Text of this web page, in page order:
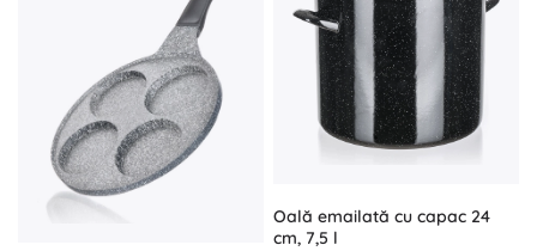
Oală emailată cu capac 24
cm, 7,5 l